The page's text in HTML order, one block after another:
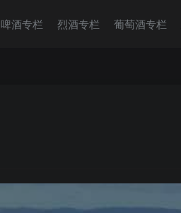
啤酒专栏 烈酒专栏 葡萄酒专栏